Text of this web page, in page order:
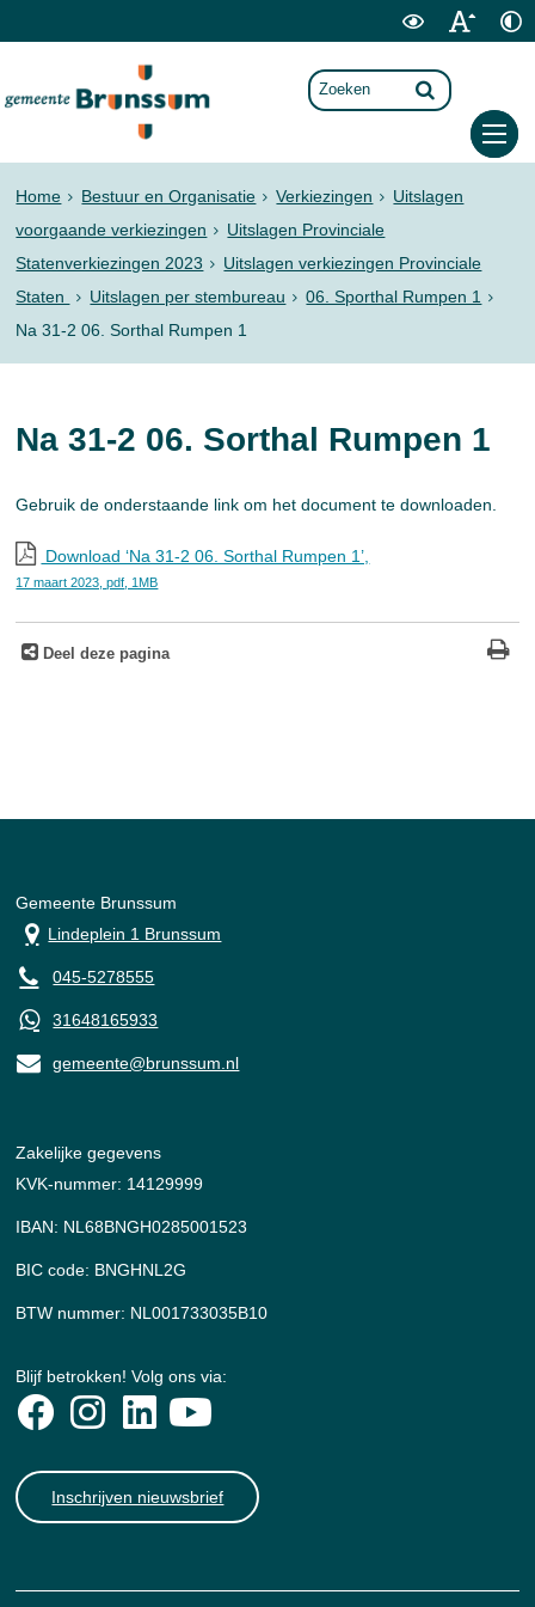
Home Bestuur en Organisatie Verkiezingen
Uitslagen
voorgaande verkiezingen
Uitslagen Provinciale
Statenverkiezingen 2023
Uitslagen verkiezingen Provinciale
Staten
Uitslagen per stembureau
06. Sporthal Rumpen 1
Na 31-2 06. Sorthal Rumpen 1
Na 31-2 06. Sorthal Rumpen 1
Gebruik de onderstaande link om het document te downloaden.
Download ‘Na 31-2 06. Sorthal Rumpen 1’,
17 maart 2023,pdf , 1MB
Deel deze pagina
Gemeente Brunssum
Lindeplein 1 Brunssum
045-5278555
31648165933
gemeente@brunssum.nl
Zakelijke gegevens
KVK-nummer: 14129999
IBAN: NL68BNGH0285001523
BIC code: BNGHNL2G
BTW nummer: NL001733035B10
Blijf betrokken! Volg ons via:
Inschrijven nieuwsbrief